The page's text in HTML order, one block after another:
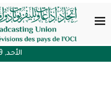
الأحد, 9 أغسطس , 2026